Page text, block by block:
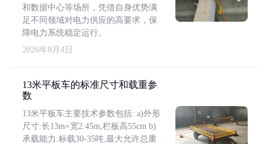
和数据中心等场所，凭借自身优势满
足不同领域对电力供应的高要求，保
障电力系统稳定运行。
2026年8月4日
13米平板车的标准尺寸和载重参
数
13米平板车主要技术参数包括: a)外形
尺寸:长13m×宽2.45m,栏板高55cm b)
承载能力:标载30-35吨,最大允许总重